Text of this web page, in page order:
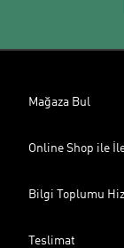
Mağaza Bul
Online Shop ile
Bilgi Toplumu
Teslimat